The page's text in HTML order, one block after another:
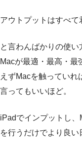
アウトプットはすべて
と言わんばかりの使
Macが最適・最高・最
えずMacを触ってい
言ってもいいほど。
iPadでインプットし
を行うだけでより良い